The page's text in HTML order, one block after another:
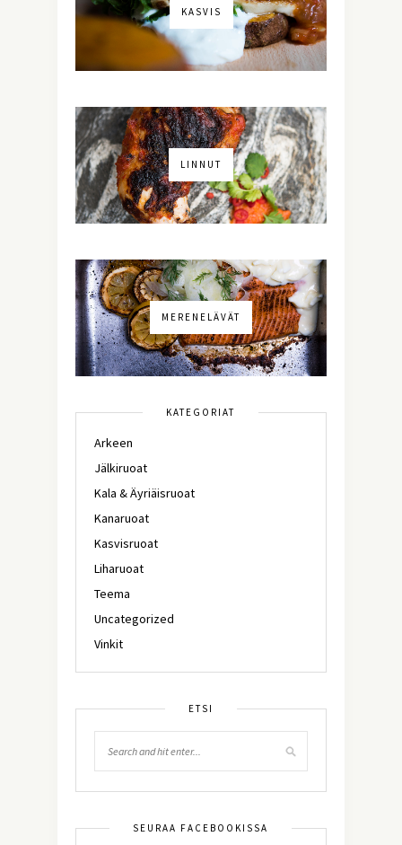
KASVIS
LINNUT
MERENELÄVÄT
KATEGORIAT
Arkeen
Jälkiruoat
Kala & Äyriäisruoat
Kanaruoat
Kasvisruoat
Liharuoat
Teema
Uncategorized
Vinkit
ETSI
SEURAA FACEBOOKISSA